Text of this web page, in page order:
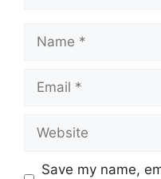
Save my name,